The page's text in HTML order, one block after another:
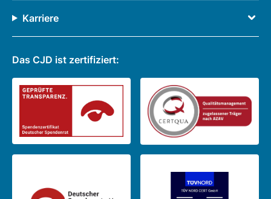
Karriere
Das CJD ist zertifiziert: